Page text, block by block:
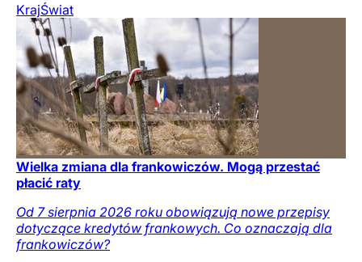
KrajŚwiat
Wielka zmiana dla frankowiczów. Mogą przestać
płacić raty
Od 7 sierpnia 2026 roku obowiązują nowe przepisy
dotyczące kredytów frankowych. Co oznaczają dla
frankowiczów?